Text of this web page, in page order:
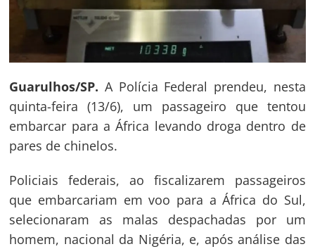
Guarulhos/SP.A Polícia Federal prendeu, nesta
quinta-feira (13/6), um passageiro que tentou
embarcar para a África levando droga dentro de
pares de chinelos.
Policiais federais, ao fiscalizarem passageiros
que embarcariam em voo para a África do Sul,
selecionaram as malas despachadas por um
homem, nacional da Nigéria, e, após análise das